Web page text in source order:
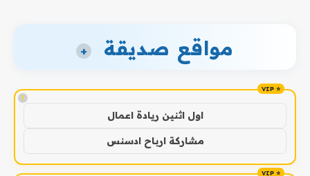
مواقع صديقة +
!
اول اثنين ريادة اعمال
مشاركة ارباح ادسنس